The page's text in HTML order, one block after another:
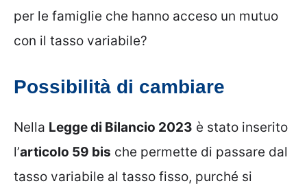
per le famiglie che hanno acceso un mutuo
con il tasso variabile?
Possibilità di cambiare
Nella Legge di Bilancio 2023 è stato inserito
l’articolo 59 bis che permette di passare dal
tasso variabile al tasso fisso, purché si